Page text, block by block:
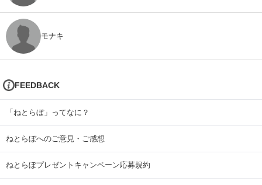
モナキ
FEEDBACK
「ねとらぼ」ってなに？
ねとらぼへのご意見・ご感想
ねとらぼプレゼントキャンペーン応募規約